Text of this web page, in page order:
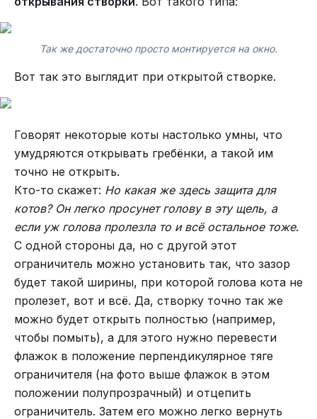
Так же достаточно просто монтируется на окно.
Вот так это выглядит при открытой створке.
Говорят некоторые коты настолько умны, что
умудряются открывать гребёнки, а такой им
точно не открыть.
Кто-то скажет: Но какая же здесь защита для
котов? Он легко просунет голову в эту щель, а
если уж голова пролезла то и всё остальное тоже.
С одной стороны да, но с другой этот
ограничитель можно установить так, что зазор
будет такой ширины, при которой голова кота не
пролезет, вот и всё. Да, створку точно так же
можно будет открыть полностью (например,
чтобы помыть), а для этого нужно перевести
флажок в положение перпендикулярное тяге
ограничителя (на фото выше флажок в этом
положении полупрозрачный) и отцепить
ограничитель. Затем его можно легко вернуть